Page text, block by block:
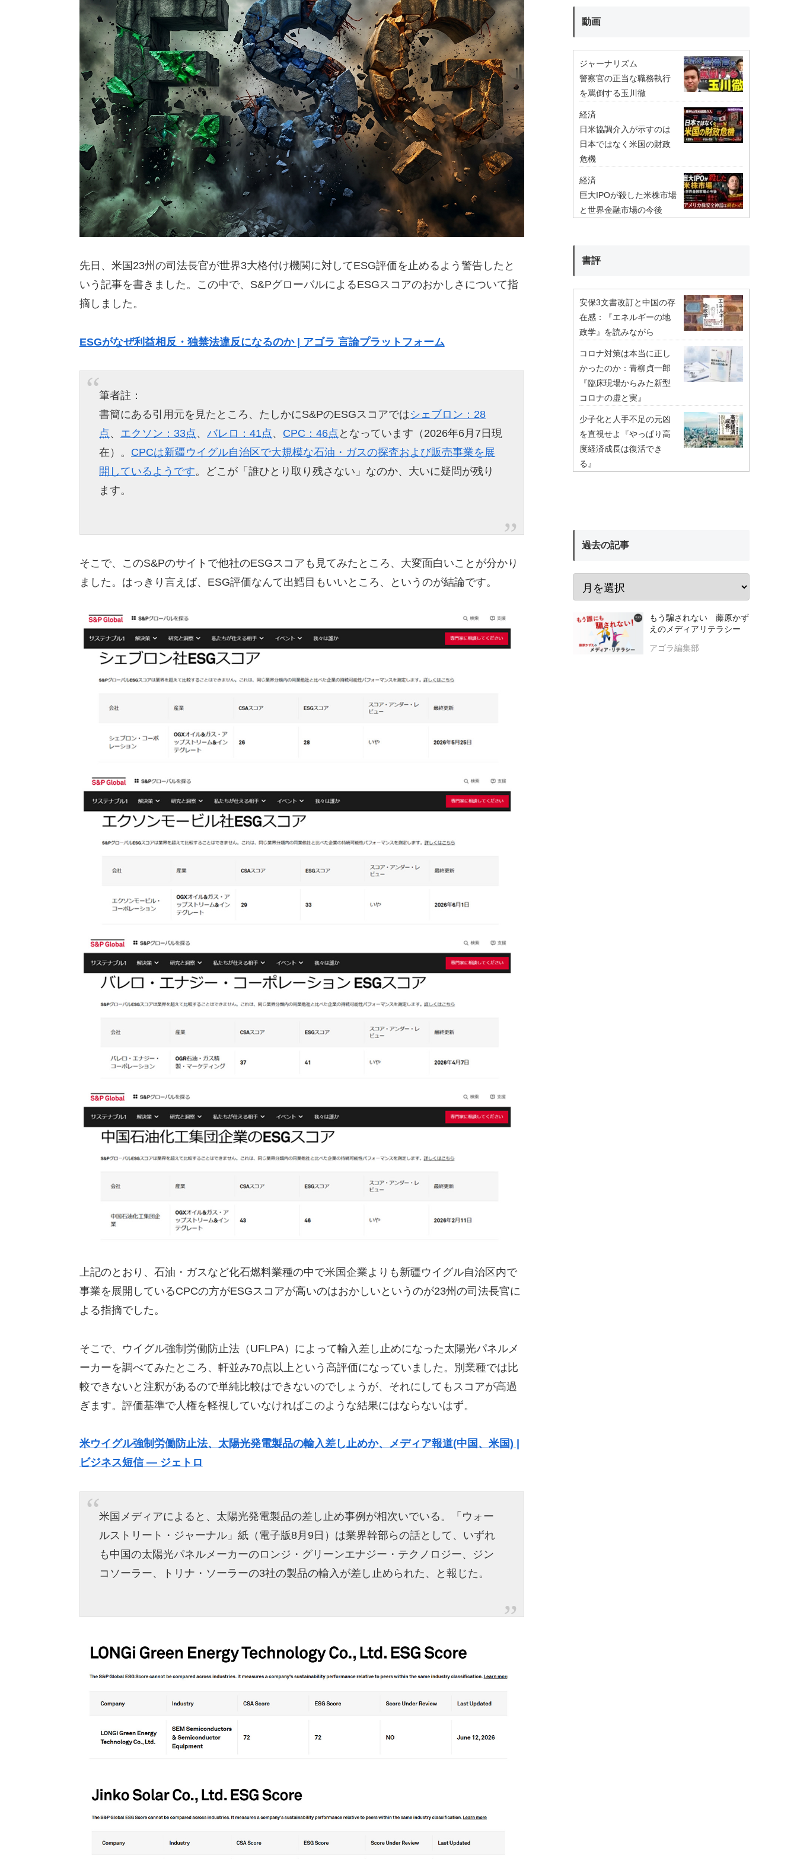
先日、米国23州の司法長官が世界3大格付け機関に対してESG評価を止めるよう警告したと
いう記事を書きました。この中で、S&PグローバルによるESGスコアのおかしさについて指
摘しました。
ESGがなぜ利益相反・独禁法違反になるのか | アゴラ 言論プラットフォーム
筆者註：
書簡にある引用元を見たところ、たしかにS&PのESGスコアではシェブロン：28
点 、 エクソン：33点 、バレロ：41点 、 CPC：46点 となっています（2026年6月7日現
在）。 CPCは新疆ウイグル自治区で大規模な石油・ガスの探査および販売事業を展
開しているようです。どこが「誰ひとり取り残さない」なのか、大いに疑問が残り
ます。
そこで、このS&Pのサイトで他社のESGスコアも見てみたところ、大変面白いことが分かり
ました。はっきり言えば、ESG評価なんて出鱈目もいいところ、というのが結論です。
上記のとおり、石油・ガスなど化石燃料業種の中で米国企業よりも新疆ウイグル自治区内で
事業を展開しているCPCの方がESGスコアが高いのはおかしいというのが23州の司法長官に
よる指摘でした。
そこで、ウイグル強制労働防止法（UFLPA）によって輸入差し止めになった太陽光パネルメ
ーカーを調べてみたところ、軒並み70点以上という高評価になっていました。別業種では比
較できないと注釈があるので単純比較はできないのでしょうが、それにしてもスコアが高過
ぎます。評価基準で人権を軽視していなければこのような結果にはならないはず。
米ウイグル強制労働防止法、太陽光発電製品の輸入差し止めか、メディア報道(中国、米国) |
ビジネス短信 ― ジェトロ
米国メディアによると、太陽光発電製品の差し止め事例が相次いでいる。「ウォー
ルストリート・ジャーナル」紙（電子版8月9日）は業界幹部らの話として、いずれ
も中国の太陽光パネルメーカーのロンジ・グリーンエナジー・テクノロジー、ジン
コソーラー、トリナ・ソーラーの3社の製品の輸入が差し止められた、と報じた。
動画
ジャーナリズム
警察官の正当な職務執行
を罵倒する玉川徹
経済
日米協調介入が示すのは
日本ではなく米国の財政
危機
経済
巨大IPOが殺した米株市場
と世界金融市場の今後
書評
安保3文書改訂と中国の存
在感：『エネルギーの地
政学』を読みながら
コロナ対策は本当に正し
かったのか：青柳貞一郎
『臨床現場からみた新型
コロナの虚と実』
少子化と人手不足の元凶
を直視せよ『やっぱり高
度経済成長は復活でき
る』
過去の記事
もう騙されない 藤原かず
えのメディアリテラシー
アゴラ編集部